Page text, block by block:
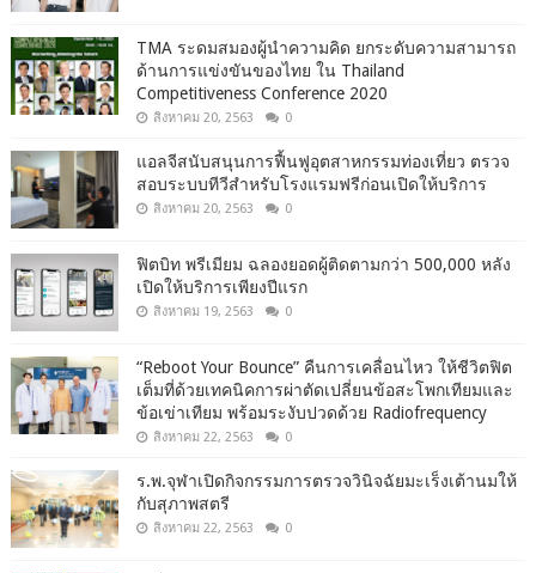
TMA ระดมสมองผู้นำความคิด ยกระดับความสามารถ
ด้านการแข่งขันของไทย ใน Thailand
Competitiveness Conference 2020
สิงหาคม 20, 2563 0
แอลจีสนับสนุนการฟื้นฟูอุตสาหกรรมท่องเที่ยว ตรวจ
สอบระบบทีวีสำหรับโรงแรมฟรีก่อนเปิดให้บริการ
สิงหาคม 20, 2563 0
ฟิตบิท พรีเมียม ฉลองยอดผู้ติดตามกว่า 500,000 หลัง
เปิดให้บริการเพียงปีแรก
สิงหาคม 19, 2563 0
“Reboot Your Bounce” คืนการเคลื่อนไหว ให้ชีวิตฟิต
เต็มที่ด้วยเทคนิคการผ่าตัดเปลี่ยนข้อสะโพกเทียมและ
ข้อเข่าเทียม พร้อมระงับปวดด้วย Radiofrequency
สิงหาคม 22, 2563 0
ร.พ.จุฬาเปิดกิจกรรมการตรวจวินิจฉัยมะเร็งเต้านมให้
กับสุภาพสตรี
สิงหาคม 22, 2563 0